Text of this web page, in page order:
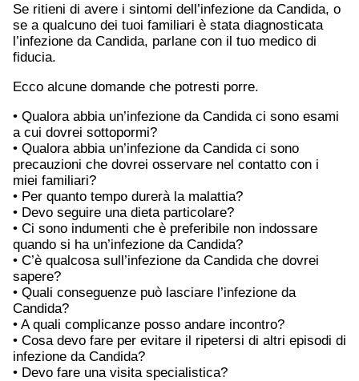
Se ritieni di avere i sintomi dell’infezione da Candida, o
se a qualcuno dei tuoi familiari è stata diagnosticata
l’infezione da Candida, parlane con il tuo medico di
fiducia.
Ecco alcune domande che potresti porre.
• Qualora abbia un’infezione da Candida ci sono esami
a cui dovrei sottopormi?
• Qualora abbia un’infezione da Candida ci sono
precauzioni che dovrei osservare nel contatto con i
miei familiari?
• Per quanto tempo durerà la malattia?
• Devo seguire una dieta particolare?
• Ci sono indumenti che è preferibile non indossare
quando si ha un’infezione da Candida?
• C’è qualcosa sull’infezione da Candida che dovrei
sapere?
• Quali conseguenze può lasciare l’infezione da
Candida?
• A quali complicanze posso andare incontro?
• Cosa devo fare per evitare il ripetersi di altri episodi di
infezione da Candida?
• Devo fare una visita specialistica?